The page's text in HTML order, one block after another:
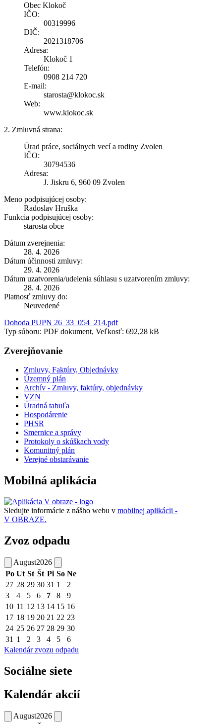
Obec Klokoč
IČO:
00319996
DIČ:
2021318706
Adresa:
Klokoč 1
Telefón:
0908 214 720
E-mail:
starosta@klokoc.sk
Web:
www.klokoc.sk
2. Zmluvná strana:
Úrad práce, sociálnych vecí a rodiny Zvolen
IČO:
30794536
Adresa:
J. Jiskru 6, 960 09 Zvolen
Meno podpisujúcej osoby:
Radoslav Hruška
Funkcia podpisujúcej osoby:
starosta obce
Dátum zverejnenia:
28. 4. 2026
Dátum účinnosti zmluvy:
29. 4. 2026
Dátum uzatvorenia/udelenia súhlasu s uzatvorením zmluvy:
28. 4. 2026
Platnosť zmluvy do:
Neuvedené
Dohoda PUPN 26_33_054_214.pdf
Typ súboru: PDF dokument, Veľkosť: 692,28 kB
Zverejňovanie
Zmluvy, Faktúry, Objednávky
Územný plán
Archív - Zmluvy, faktúry, objednávky
VZN
Úradná tabuľa
Hospodárenie
PHSR
Smernice a správy
Protokoly o skúškach vody
Komunitný plán
Verejné obstarávanie
Mobilná aplikácia
Sledujte informácie z nášho webu v mobilnej aplikácii -
V OBRAZE.
Zvoz odpadu
August2026
Po Ut St Št Pi So Ne
27 28 29 30 31 1
2
3
4 5 6 7 8
9
10 11 12 13 14 15 16
17 18 19 20 21 22 23
24 25 26 27 28 29 30
31 1 2 3 4 5
6
Kalendár zvozu odpadu
Sociálne siete
Kalendár akcií
August2026